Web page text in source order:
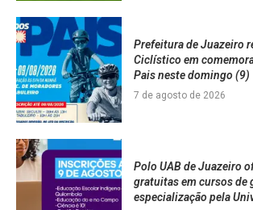
Prefeitura de Juazeiro
Ciclístico em
Pais neste domingo (9)
7 de agosto de 2026
Polo UAB de Juazeiro
gratuitas em cursos de
especialização pela